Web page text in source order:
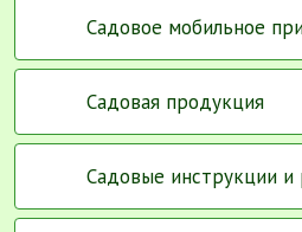
Садовое мобильное
Садовая продукция
Садовые инструкции